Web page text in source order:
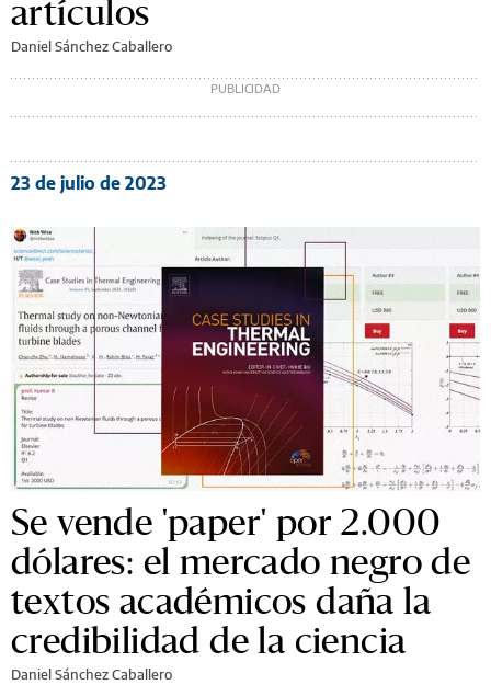
artículos
Daniel Sánchez Caballero
23 de julio de 2023
Se vende 'paper' por 2.000
dólares: el mercado negro de
textos académicos daña la
credibilidad de la ciencia
Daniel Sánchez Caballero